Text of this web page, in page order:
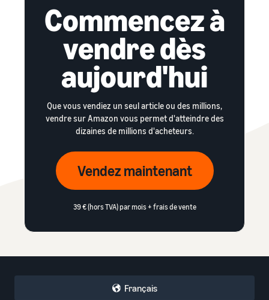
Commencez à
vendre dès
aujourd'hui
Que vous vendiez un seul article ou des millions,
vendre sur Amazon vous permet d'atteindre des
dizaines de millions d'acheteurs.
Vendez maintenant
39 € (hors TVA) par mois + frais de vente
Français